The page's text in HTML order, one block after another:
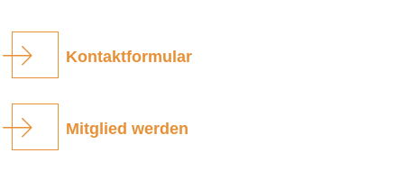
Kontaktformular
Mitglied werden